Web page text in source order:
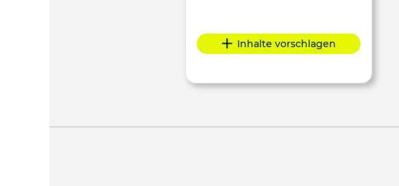
Inhalte vorschlagen